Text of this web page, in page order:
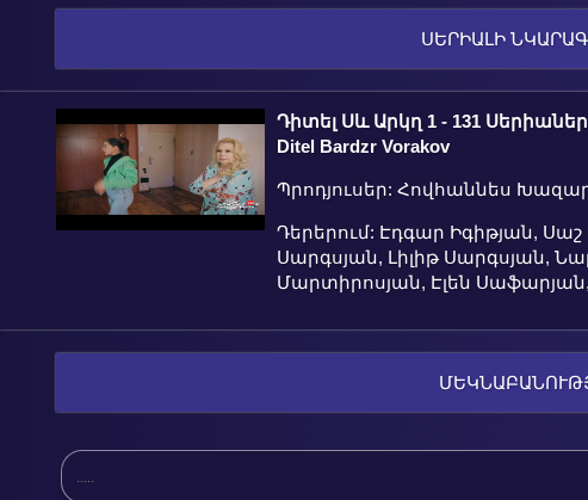
ՍԵՐԻԱԼԻ
Դիտել Սև Արկղ 1 - 131
Ditel Bardzr Vorakov
Պրոդյուսեր: Հովհաննես
Դերերում: Էդգար Իգիթյան,
Սարգսյան, Լիլիթ Սարգսյան,
Մարտիրոսյան, Էլեն Սաֆարյան,